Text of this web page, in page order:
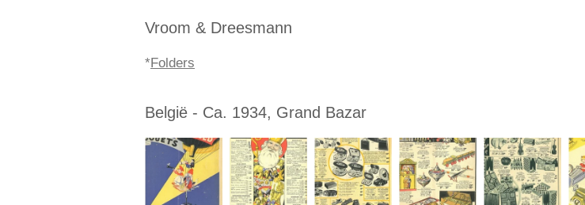
Vroom & Dreesmann
*Folders
België - Ca. 1934, Grand Bazar